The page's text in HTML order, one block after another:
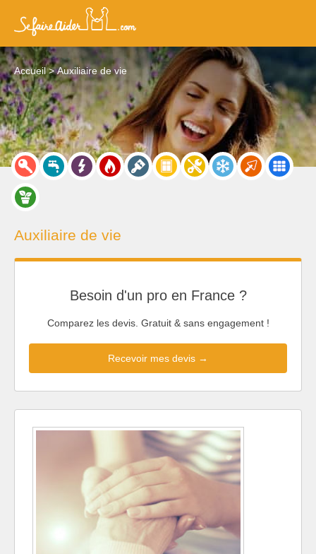
Accueil Auxiliaire de vie
Auxiliaire de vie
Besoin d'un pro en France ?
Comparez les devis. Gratuit & sans engagement !
Recevoir mes devis →